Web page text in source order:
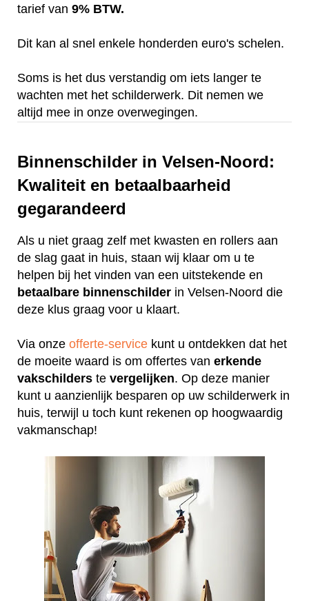
tarief van 9% BTW.
Dit kan al snel enkele honderden euro's schelen.
Soms is het dus verstandig om iets langer te
wachten met het schilderwerk. Dit nemen we
altijd mee in onze overwegingen.
Binnenschilder in Velsen-Noord:
Kwaliteit en betaalbaarheid
gegarandeerd
Als u niet graag zelf met kwasten en rollers aan
de slag gaat in huis, staan wij klaar om u te
helpen bij het vinden van een uitstekende en
betaalbare binnenschilder in Velsen-Noord die
deze klus graag voor u klaart.
Via onze offerte-service kunt u ontdekken dat het
de moeite waard is om offertes van erkende
vakschilders te vergelijken. Op deze manier
kunt u aanzienlijk besparen op uw schilderwerk in
huis, terwijl u toch kunt rekenen op hoogwaardig
vakmanschap!